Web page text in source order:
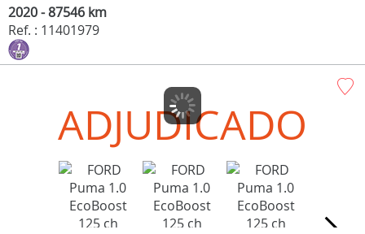
2020 - 87546 km
Ref. : 11401979
ADJUDICADO